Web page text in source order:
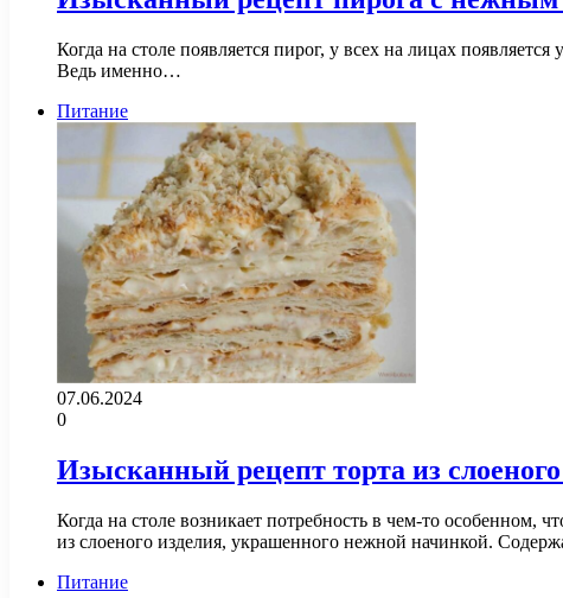
Когда на столе появляется пирог, у всех на лицах
Ведь именно…
Питание
07.06.2024
0
Изысканный рецепт торта из
Когда на столе возникает потребность в чем-то
из слоеного изделия, украшенного нежной начинкой.
Питание